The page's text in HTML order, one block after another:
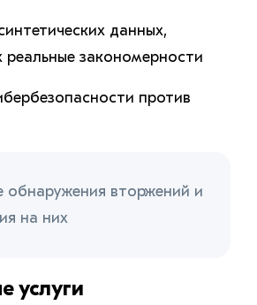
данных,
закономерности
против
обнаружения вторжений и
на них
услуги